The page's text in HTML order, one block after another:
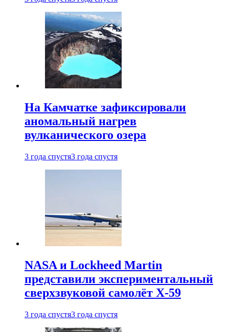
На Камчатке зафиксировали
аномальный нагрев
вулканического озера
3 года спустя3 года спустя
NASA и Lockheed Martin
представили экспериментальный
сверхзвуковой самолёт X-59
3 года спустя3 года спустя